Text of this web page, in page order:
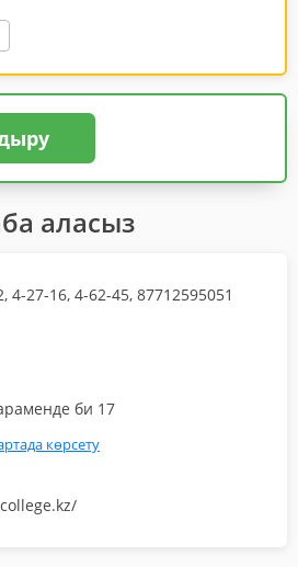
аласыз
4-27-16, 4-62-45, 87712595051
би 17
көрсету